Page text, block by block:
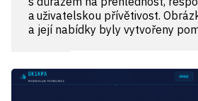
a uživatelskou přívětivost.
a její nabídky byly vytvořeny